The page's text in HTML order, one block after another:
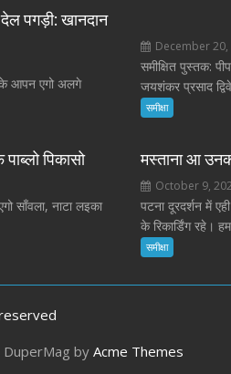
देल पगड़ी: खानदान
के आपन एगो अलगे
पिकासो
साँवला, नाटा लइका
December 20,
समीक्षित पुस्तक:
जयशंकर प्रसाद
समीक्षा
मस्ताना आ
October 9,
पटना दूरदर्शन में
के रिकार्डिंग रहे।
समीक्षा
DuperMag by Acme Themes